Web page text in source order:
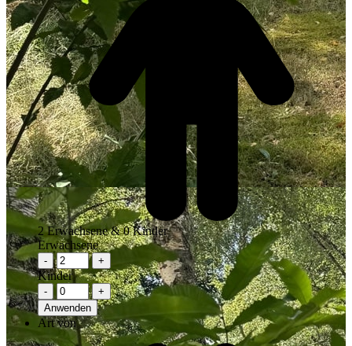
2Erwachsene &0Kinder
Erwachsene
- +
Kinder
-
+
Anwenden
Art von